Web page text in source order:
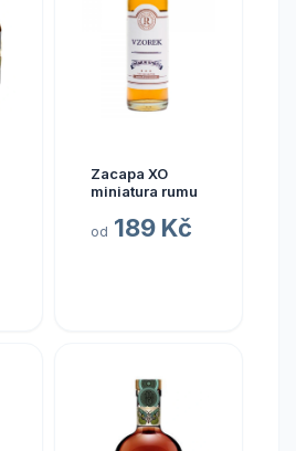
Zacapa XO
miniatura rumu
od 189 Kč